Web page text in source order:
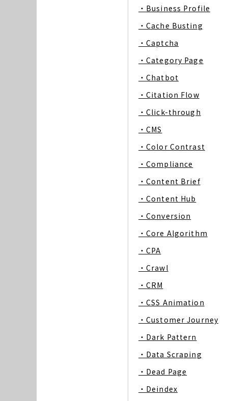
・Business Profile
・Cache Busting
・Captcha
・Category Page
・Chatbot
・Citation Flow
・Click-through
・CMS
・Color Contrast
・Compliance
・Content Brief
・Content Hub
・Conversion
・Core Algorithm
・CPA
・Crawl
・CRM
・CSS Animation
・Customer Journey
・Dark Pattern
・Data Scraping
・Dead Page
・Deindex